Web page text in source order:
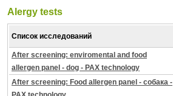
Alergy tests
Список исследований
After screening: enviromental and food
allergen panel - dog - PAX technology
After screening: Food allergen panel - собака -